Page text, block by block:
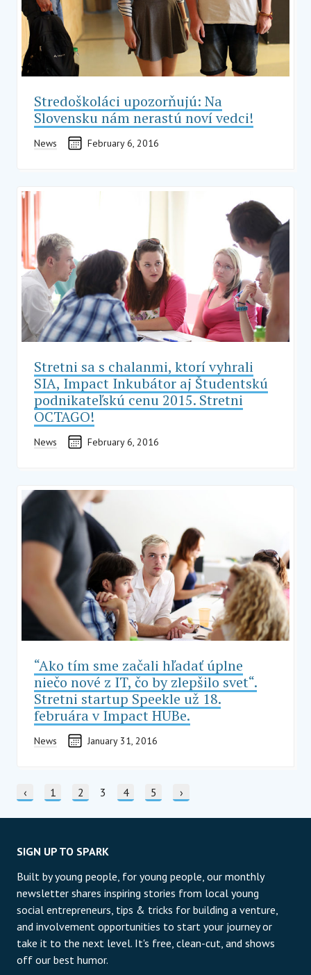
Stredoškoláci upozorňujú: Na
Slovensku nám nerastú noví vedci!
News February 6, 2016
Stretni sa s chalanmi, ktorí vyhrali
SIA, Impact Inkubátor aj Študentskú
podnikateľskú cenu 2015. Stretni
OCTAGO!
News February 6, 2016
“Ako tím sme začali hľadať úplne
niečo nové z IT, čo by zlepšilo svet“.
Stretni startup Speekle už 18.
februára v Impact HUBe.
News January 31, 2016
STRÁNKOVANIE
Predchádzajúca strana
‹ Stránka
1 Stránka
2 Current page
3 Stránka
4 Stránka
5 Nasledujúca strana
›
SIGN UP TO SPARK
Built by young people, for young people, our monthly
newsletter shares inspiring stories from local young
social entrepreneurs, tips & tricks for building a venture,
and involvement opportunities to start your journey or
take it to the next level. It's free, clean-cut, and shows
off our best humor.